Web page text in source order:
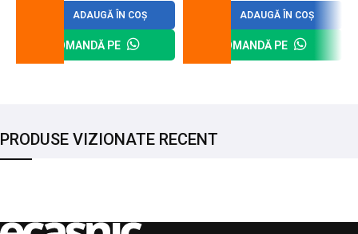
ADAUGĂ ÎN COȘ
COMANDĂ PE
ADAUGĂ ÎN COȘ
COMANDĂ PE
PRODUSE VIZIONATE RECENT